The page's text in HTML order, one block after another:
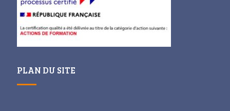
PLAN DU SITE